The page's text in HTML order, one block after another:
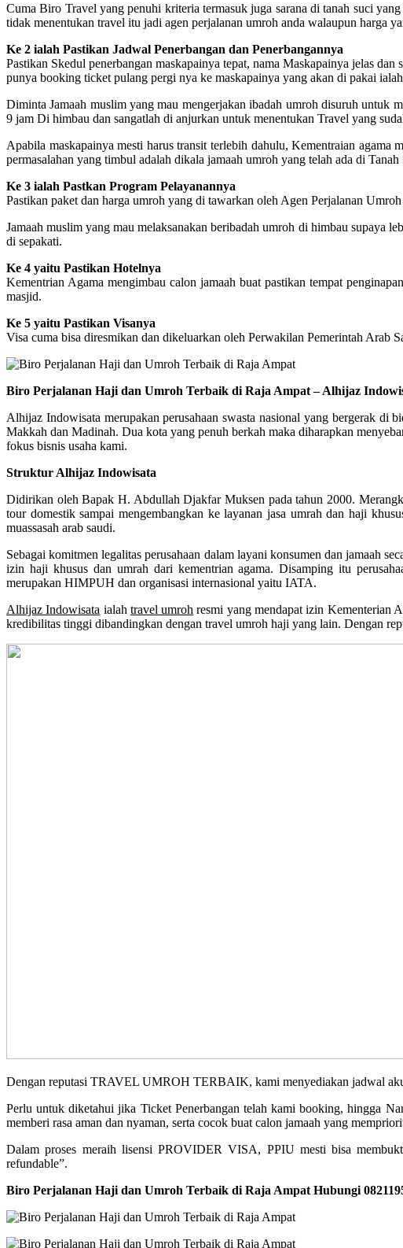
Cuma Biro Travel yang penuhi kriteria termasuk juga sarana di tanah suci
tidak menentukan travel itu jadi agen perjalanan umroh anda walaupun harga
Ke 2 ialah Pastikan Jadwal Penerbangan dan Penerbangannya
Pastikan Skedul penerbangan maskapainya tepat, nama Maskapainya jelas
punya booking ticket pulang pergi nya ke maskapainya yang akan di pakai
Diminta Jamaah muslim yang mau mengerjakan ibadah umroh disuruh untuk
9 jam Di himbau dan sangatlah di anjurkan untuk menentukan Travel yang
Apabila maskapainya mesti harus transit terlebih dahulu, Kementraian agama
permasalahan yang timbul adalah dikala jamaah umroh yang telah ada di
Ke 3 ialah Pastkan Program Pelayanannya
Pastikan paket dan harga umroh yang di tawarkan oleh Agen Perjalanan
Jamaah muslim yang mau melaksanakan beribadah umroh di himbau supaya
di sepakati.
Ke 4 yaitu Pastikan Hotelnya
Kementrian Agama mengimbau calon jamaah buat pastikan tempat
masjid.
Ke 5 yaitu Pastikan Visanya
Visa cuma bisa diresmikan dan dikeluarkan oleh Perwakilan Pemerintah Arab
Biro Perjalanan Haji dan Umroh Terbaik di Raja Ampat – Alhijaz
Alhijaz Indowisata merupakan perusahaan swasta nasional yang bergerak
Makkah dan Madinah. Dua kota yang penuh berkah maka diharapkan
fokus bisnis usaha kami.
Struktur Alhijaz Indowisata
Didirikan oleh Bapak H. Abdullah Djakfar Muksen pada tahun 2000.
tour domestik sampai mengembangkan ke layanan jasa umrah dan haji
muassasah arab saudi.
Sebagai komitmen legalitas perusahaan dalam layani konsumen dan jamaah
izin haji khusus dan umrah dari kementrian agama. Disamping itu
merupakan HIMPUH dan organisasi internasional yaitu IATA.
Alhijaz Indowisata ialah travel umroh resmi yang mendapat izin Kementerian
kredibilitas tinggi dibandingkan dengan travel umroh haji yang lain. Dengan
Dengan reputasi TRAVEL UMROH TERBAIK, kami menyediakan jadwal
Perlu untuk diketahui jika Ticket Penerbangan telah kami booking, hingga
memberi rasa aman dan nyaman, serta cocok buat calon jamaah yang
Dalam proses meraih lisensi PROVIDER VISA, PPIU mesti bisa
refundable”.
Biro Perjalanan Haji dan Umroh Terbaik di Raja Ampat Hubungi